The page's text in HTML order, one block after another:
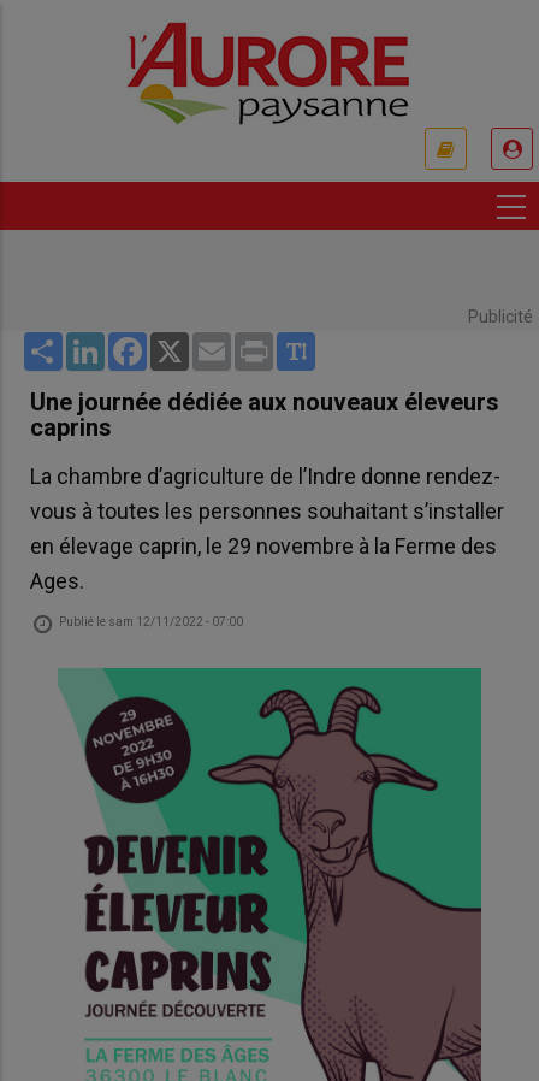
Publicité
Share LinkedInFacebook
X Email Print
Une journée dédiée aux nouveaux éleveurs
caprins
La chambre d’agriculture de l’Indre donne rendez-
vous à toutes les personnes souhaitant s’installer
en élevage caprin, le 29 novembre à la Ferme des
Ages.
Publié le sam 12/11/2022 - 07:00